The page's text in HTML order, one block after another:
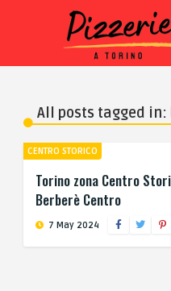
All posts tagged
CENTRO STORICO
Torino zona Centro
Berberè Centro
7 May 2024